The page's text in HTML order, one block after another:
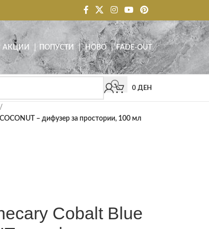
АКЦИИ | ПОПУСТИ |НОВО|FADE-OUT
0 ДЕН
/
– дифузер за простории, 100 мл
Cobalt Blue